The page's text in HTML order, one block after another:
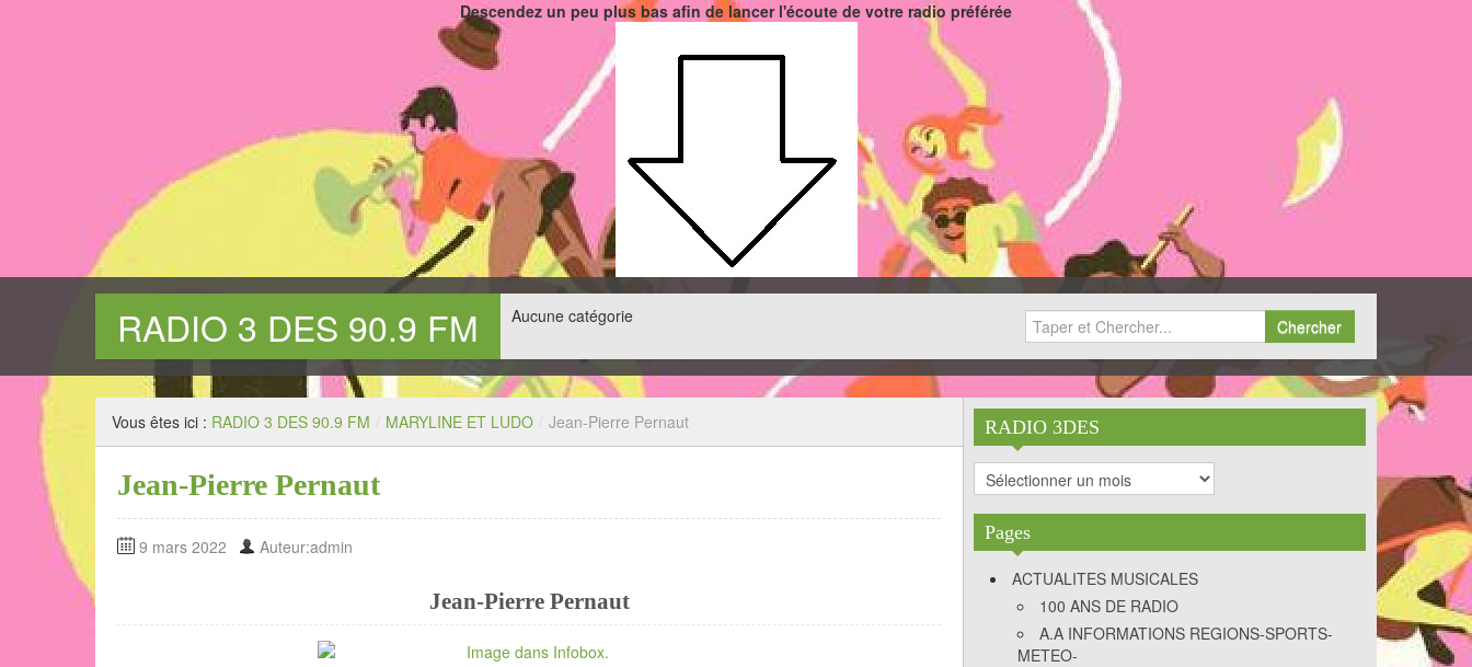
Descendez un peu plus bas afin de lancer l'écoute de votre radio préférée
RADIO 3 DES 90.9 FM Aucune catégorie Chercher
www.radio3des.com. CHAMPAGNE PICARDE
Vous êtes ici : RADIO 3 DES 90.9 FM / MARYLINE ET LUDO / Jean-Pierre Pernaut
Jean-Pierre Pernaut
9 mars 2022 Auteur:admin
Jean-Pierre Pernaut
RADIO 3DES
RADIO
3DES
Pages
ACTUALITES MUSICALES
100 ANS DE RADIO
A.A INFORMATIONS REGIONS-SPORTS-
METEO-